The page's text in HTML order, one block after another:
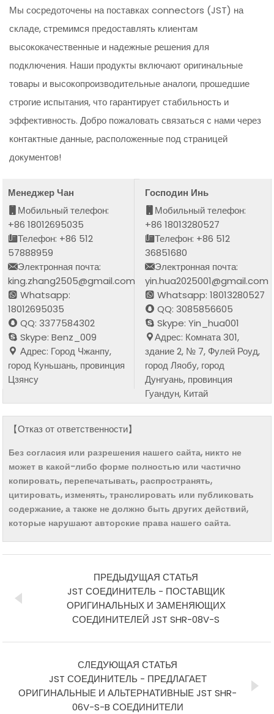
Мы сосредоточены на поставках connectors (JST) на
складе, стремимся предоставлять клиентам
высококачественные и надежные решения для
подключения. Наши продукты включают оригинальные
товары и высокопроизводительные аналоги, прошедшие
строгие испытания, что гарантирует стабильность и
эффективность. Добро пожаловать связаться с нами через
контактные данные, расположенные под страницей
документов!
Менеджер Чан
Мобильный телефон:
+86 18012695035
Телефон: +86 512
57888959
Электронная почта:
king.zhang2505@gmail.com
Whatsapp:
18012695035
QQ: 3377584302
Skype: Benz_009
Адрес: Город Чжанпу,
город Куньшань, провинция
Цзянсу
Господин Инь
Мобильный телефон:
+86 18013280527
Телефон: +86 512
36851680
Электронная почта:
yin.hua2025001@gmail.com
Whatsapp: 18013280527
QQ: 3085856605
Skype: Yin_hua001
Адрес: Комната 301,
здание 2, № 7, Фулей Роуд,
город Ляобу, город
Дунгуань, провинция
Гуандун, Китай
【Отказ от ответственности】
Без согласия или разрешения нашего сайта, никто не
может в какой-либо форме полностью или частично
копировать, перепечатывать, распространять,
цитировать, изменять, транслировать или публиковать
содержание, а также не должно быть других действий,
которые нарушают авторские права нашего сайта.
ПРЕДЫДУЩАЯ СТАТЬЯ
JST СОЕДИНИТЕЛЬ - ПОСТАВЩИК
ОРИГИНАЛЬНЫХ И ЗАМЕНЯЮЩИХ
СОЕДИНИТЕЛЕЙ JST SHR-08V-S
СЛЕДУЮЩАЯ СТАТЬЯ
JST СОЕДИНИТЕЛЬ - ПРЕДЛАГАЕТ
ОРИГИНАЛЬНЫЕ И АЛЬТЕРНАТИВНЫЕ JST SHR-
06V-S-B СОЕДИНИТЕЛИ